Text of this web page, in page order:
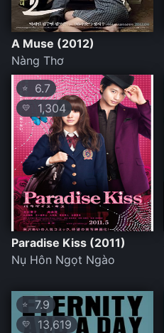
A Muse (2012)
Nàng Thơ
⭐ 6.7
💛 1,304
Paradise Kiss (2011)
Nụ Hôn Ngọt Ngào
⭐ 7.9
💛 13,619